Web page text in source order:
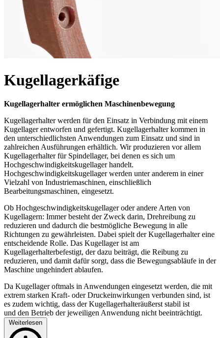
Kugellagerkäfige
Kugellagerhalter ermöglichen Maschinenbewegung
Kugellagerhalter werden für den Einsatz in Verbindung mit einem
Kugellager entworfen und gefertigt. Kugellagerhalterkommen in
den unterschiedlichsten Anwendungen zum Einsatz und sind in
zahlreichen Ausführungen erhältlich. Wir produzieren vor allem
Kugellagerhalter für Spindellager, bei denen es sich um
Hochgeschwindigkeitskugellager handelt.
Hochgeschwindigkeitskugellager werden unter anderem in einer
Vielzahl von Industriemaschinen, einschließlich
Bearbeitungsmaschinen, eingesetzt.
Ob Hochgeschwindigkeitskugellager oder andere Arten von
Kugellagern: Immer besteht der Zweck darin, Drehreibung zu
reduzieren und dadurch die bestmögliche Bewegung in alle
Richtungen zu gewährleisten. Dabei spielt der Kugellagerhalter eine
entscheidende Rolle. Das Kugellagerist am
Kugellagerhalterbefestigt, der dazu beiträgt, die Reibung zu
reduzieren, und damit dafür sorgt, dass die Bewegungsabläufe in der
Maschine ungehindert ablaufen.
Da Kugellager oftmals in Anwendungen eingesetzt werden, die mit
extrem starken Kraft- oder Druckeinwirkungen verbunden sind, ist
es zudem wichtig, dass der Kugellagerhalteräußerst stabil ist
und den Betrieb der jeweiligen Anwendung nicht beeinträchtigt.
Weiterlesen